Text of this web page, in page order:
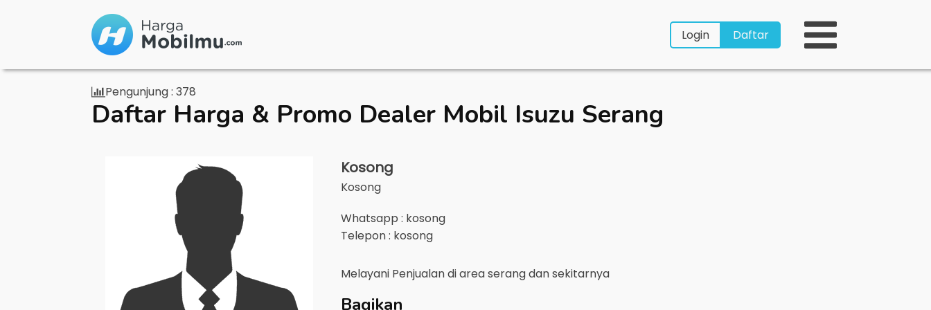
Login Daftar
Pengunjung : 378
Daftar Harga & Promo Dealer Mobil Isuzu Serang
Kosong
Kosong
Whatsapp : kosong
Telepon : kosong
Melayani Penjualan di areaserangdan sekitarnya
Bagikan